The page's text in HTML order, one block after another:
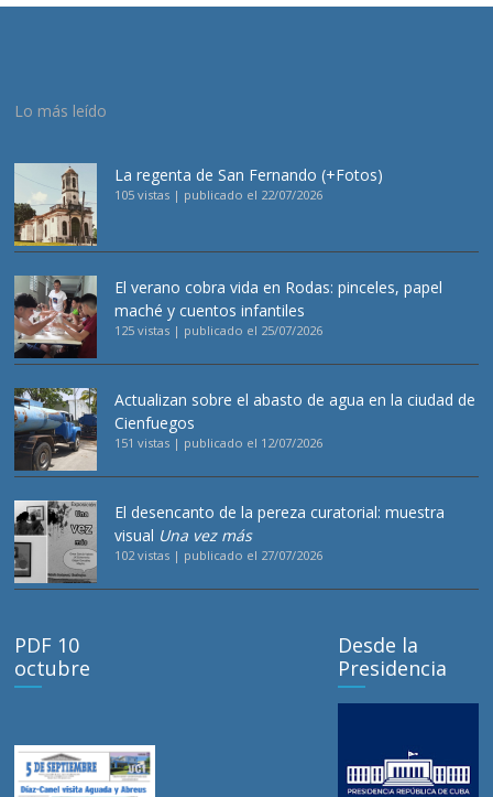
Lo más leído
La regenta de San Fernando (+Fotos)
105 vistas | publicado el 22/07/2026
El verano cobra vida en Rodas: pinceles, papel
maché y cuentos infantiles
125 vistas | publicado el 25/07/2026
Actualizan sobre el abasto de agua en la ciudad de
Cienfuegos
151 vistas | publicado el 12/07/2026
El desencanto de la pereza curatorial: muestra
visual Una vez más
102 vistas | publicado el 27/07/2026
PDF 10
octubre
Desde la
Presidencia